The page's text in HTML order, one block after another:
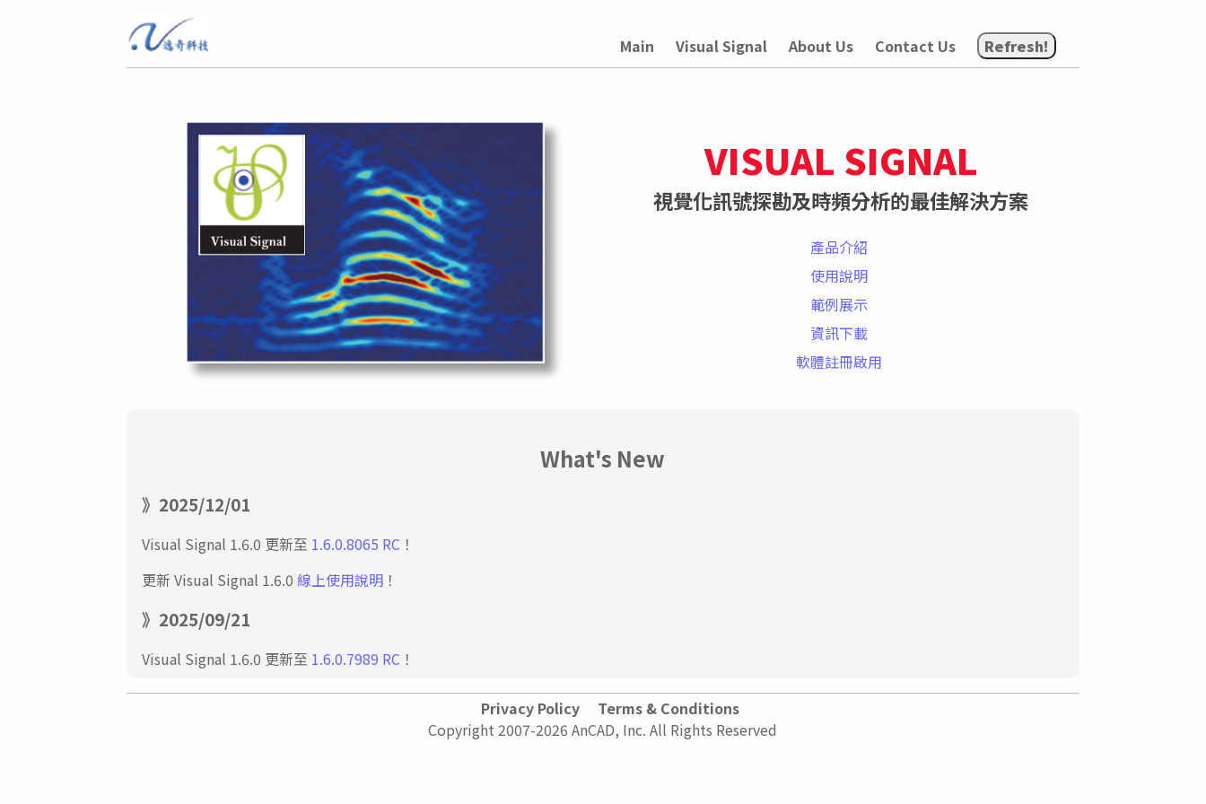
Main Visual Signal About Us Contact Us Refresh!
VISUAL SIGNAL
視覺化訊號探勘及時頻分析的最佳解決方案
產品介紹
使用說明
範例展示
資訊下載
軟體註冊啟用
What's New
2025/12/01
Visual Signal 1.6.0 更新至 1.6.0.8065 RC ！
更新 Visual Signal 1.6.0 線上使用說明！
2025/09/21
Visual Signal 1.6.0 更新至 1.6.0.7989 RC ！
2025/06/01 Privacy Policy
Terms & Conditions
Copyright 2007-2026 AnCAD, Inc. All Rights Reserved